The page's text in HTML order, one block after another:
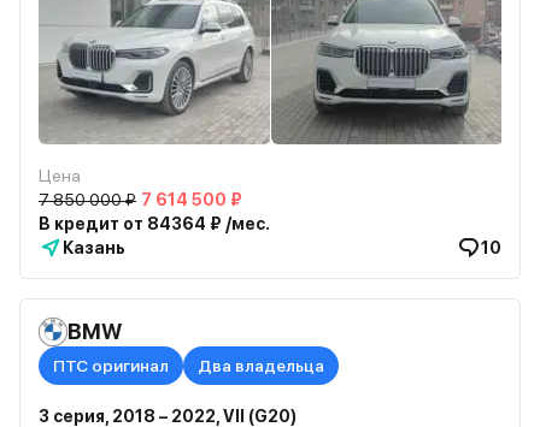
Цена
7 850 000 ₽ 7 614 500 ₽
В кредит от 84364 ₽ /мес.
Казань
10
BMW
ПТС оригинал Два владельца
3 серия, 2018 – 2022, VII (G20)